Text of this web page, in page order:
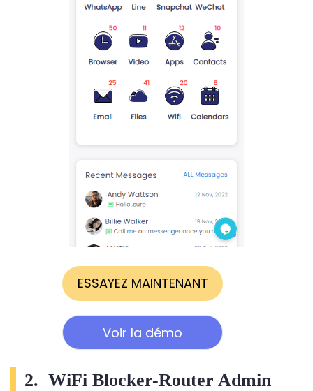
ESSAYEZ MAINTENANT
Voir la démo
2. WiFi Blocker-Router Admin